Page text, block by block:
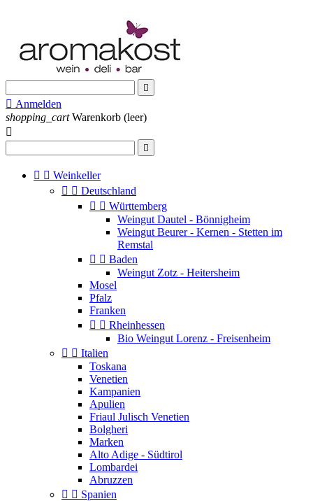

 Anmelden
shopping_cart Warenkorb (leer)


  Weinkeller
  Deutschland
  Württemberg
Weingut Dautel - Bönnigheim
Weingut Beurer - Kernen - Stetten im
Remstal
  Baden
Weingut Zotz - Heitersheim
Mosel
Pfalz
Franken
  Rheinhessen
Bio Weingut Lorenz - Freisenheim
  Italien
Toskana
Venetien
Kampanien
Apulien
Friaul Julisch Venetien
Bolgheri
Marken
Alto Adige - Südtirol
Lombardei
Abruzzen
  Spanien